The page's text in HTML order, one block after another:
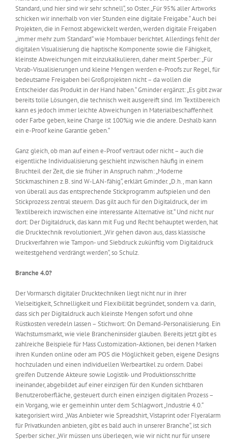
Standard, und hier sind wir sehr schnell“, so Oster. „Für 95% aller Artworks
schicken wir innerhalb von vier Stunden eine digitale Freigabe.“ Auch bei
Projekten, die in Fernost abgewickelt werden, werden digitale Freigaben
„immer mehr zum Standard“ wie Mombauer berichtet. Allerdings fehlt der
digitalen Visualisierung die haptische Komponente sowie die Fähigkeit,
kleinste Abweichungen mit einzukalkulieren, daher meint Sperber: „Für
Vorab-Visualisierungen und kleine Mengen werden e-Proofs zur Regel, für
bedeutsame Freigaben bei Großprojekten nicht – da wollen die
Entscheider das Produkt in der Hand haben.“ Gminder ergänzt: „Es gibt zwar
bereits tolle Lösungen, die technisch weit ausgereift sind. Im Textilbereich
kann es jedoch immer leichte Abweichungen in Materialbeschaffenheit
oder Farbe geben, keine Charge ist 100%ig wie die andere. Deshalb kann
ein e-Proof keine Garantie geben.“
Ganz gleich, ob man auf einen e-Proof vertraut oder nicht – auch die
eigentliche Individualisierung geschieht inzwischen häufig in einem
Bruchteil der Zeit, die sie früher in Anspruch nahm: „Moderne
Stickmaschinen z.B. sind W-LAN-fähig“, erklärt Gminder. „D.h., man kann
von überall aus das entsprechende Stickprogramm aufspielen und den
Stickprozess zentral steuern. Das gilt auch für den Digitaldruck, der im
Textilbereich inzwischen eine interessante Alternative ist.“ Und nicht nur
dort: Der Digitaldruck, das kann mit Fug und Recht behauptet werden, hat
die Drucktechnik revolutioniert. „Wir gehen davon aus, dass klassische
Druckverfahren wie Tampon- und Siebdruck zukünftig vom Digitaldruck
weitestgehend verdrängt werden“, so Schulz.
Branche 4.0?
Der Vormarsch digitaler Drucktechniken liegt nicht nur in ihrer
Vielseitigkeit, Schnelligkeit und Flexibilität begründet, sondern v.a. darin,
dass sich per Digitaldruck auch kleinste Mengen sofort und ohne
Rüstkosten veredeln lassen – Stichwort: On Demand-Personalisierung. Ein
Wachstumsmarkt, wie viele Brancheninsider glauben. Bereits jetzt gibt es
zahlreiche Beispiele für Mass Customization-Aktionen, bei denen Marken
ihren Kunden online oder am POS die Möglichkeit geben, eigene Designs
hochzuladen und einen individuellen Werbeartikel zu ordern. Dabei
greifen Dutzende Akteure sowie Logistik- und Produktionsschritte
ineinander, abgebildet auf einer einzigen für den Kunden sichtbaren
Benutzeroberfläche, gesteuert durch einen einzigen digitalen Prozess –
ein Vorgang, wie er gemeinhin unter dem Schlagwort „Industrie 4.0.“
kategorisiert wird. „Was Anbieter wie Spreadshirt, Vistaprint oder Flyeralarm
für Privatkunden anbieten, gibt es bald auch in unserer Branche“, ist sich
Sperber sicher. „Wir müssen uns überlegen, wie wir nicht nur für unsere